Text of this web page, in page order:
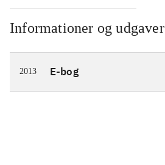
Informationer og udgaver
2013 E-bog